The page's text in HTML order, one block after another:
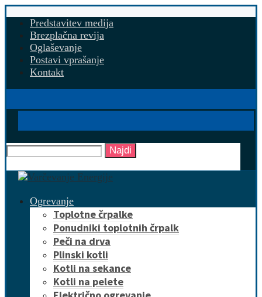
Predstavitev medija
Brezplačna revija
Oglaševanje
Postavi vprašanje
Kontakt
Najdi
Ogrevanje
Toplotne črpalke
Ponudniki toplotnih črpalk
Peči na drva
Plinski kotli
Kotli na sekance
Kotli na pelete